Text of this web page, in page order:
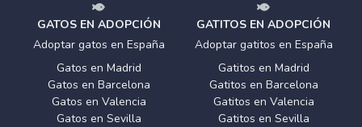
GATOS EN ADOPCIÓN
Adoptar gatos en España
Gatos en Madrid
Gatos en Barcelona
Gatos en Valencia
Gatos en Sevilla
GATITOS EN ADOPCIÓN
Adoptar gatitos en España
Gatitos en Madrid
Gatitos en Barcelona
Gatitos en Valencia
Gatitos en Sevilla